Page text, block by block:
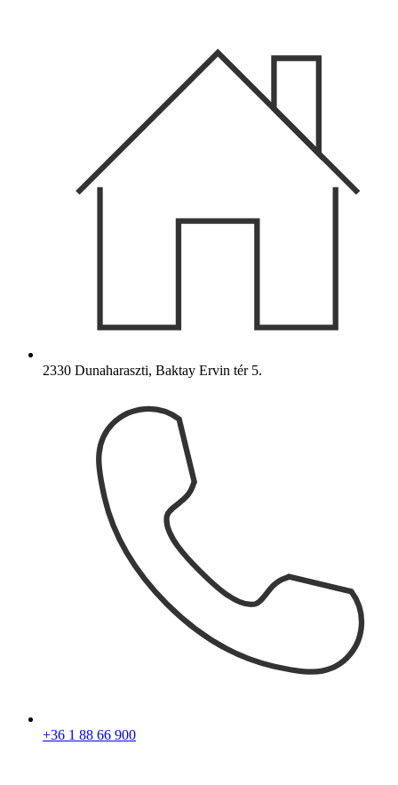
2330 Dunaharaszti, Baktay Ervin tér 5.
+36 1 88 66 900